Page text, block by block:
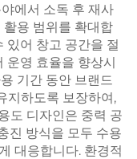
에서 소독 후 재사
용 범위를 확대합
있어 창고 공간을 절
운영 효율을 향상시
기간 동안 브랜드
지하도록 보장하여,
도 디자인은 중력 공
진 방식을 모두 수용
대응합니다. 환경적